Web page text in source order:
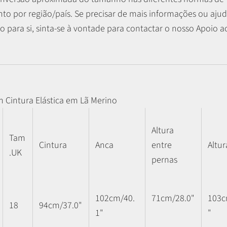
por região/país. Se precisar de mais informações ou
para si, sinta-se à vontade para contactar o nosso Apoio
Cintura Elástica em Lã Merino
Tam
.UK
Cintura Anca
Altura
entre
pernas
18 94cm/37.0"
102cm/40.
1"
71cm/28.0"
"